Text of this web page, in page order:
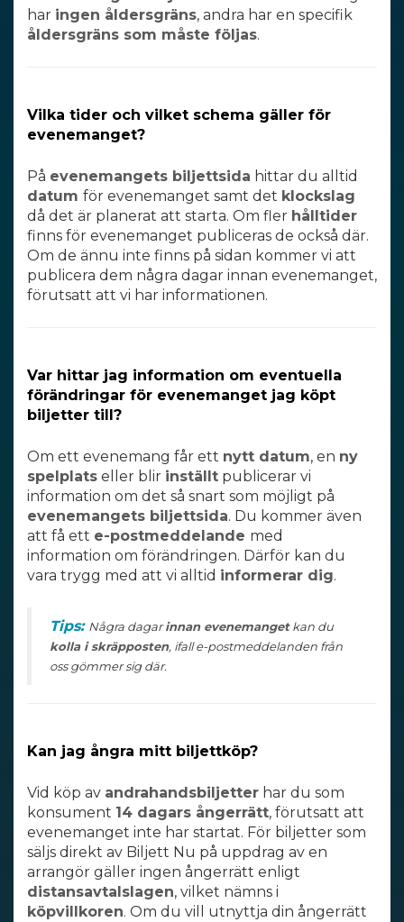
har ingen åldersgräns, andra har en specifik
åldersgräns som måste följas.
Vilka tider och vilket schema gäller för
evenemanget?
På evenemangets biljettsida hittar du alltid
datum för evenemanget samt det klockslag
då det är planerat att starta. Om fler hålltider
finns för evenemanget publiceras de också där.
Om de ännu inte finns på sidan kommer vi att
publicera dem några dagar innan evenemanget,
förutsatt att vi har informationen.
Var hittar jag information om eventuella
förändringar för evenemanget jag köpt
biljetter till?
Om ett evenemang får ett nytt datum, en ny
spelplats eller blir inställt publicerar vi
information om det så snart som möjligt på
evenemangets biljettsida. Du kommer även
att få ett e-postmeddelande med
information om förändringen. Därför kan du
vara trygg med att vi alltid informerar dig.
Tips: Några dagarinnan evenemanget kan du
kolla i skräpposten, ifall e-postmeddelanden från
oss gömmer sig där.
Kan jag ångra mitt biljettköp?
Vid köp av andrahandsbiljetter har du som
konsument 14 dagars ångerrätt, förutsatt att
evenemanget inte har startat. För biljetter som
säljs direkt av Biljett Nu på uppdrag av en
arrangör gäller ingen ångerrätt enligt
distansavtalslagen, vilket nämns i
köpvillkoren. Om du vill utnyttja din ångerrätt